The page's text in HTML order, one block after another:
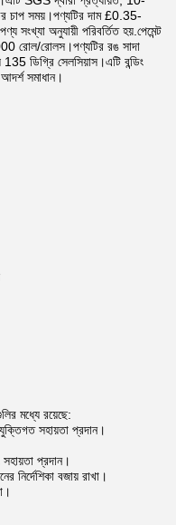
চাপ সময়।পণ্যটির দাম £0.35-
সংখ্যা অনুযায়ী পরিবর্তিত হয়.পেমেন্ট
রোল/রোলস।পণ্যটির রঙ সাদা
ডিগ্রি সেলসিয়াস।এটি বন্ডিং
সমাধান।
মধ্যে রয়েছে:
সহায়তা প্রদান।
প্রদান।
নির্দেশিকা বজায় রাখা।